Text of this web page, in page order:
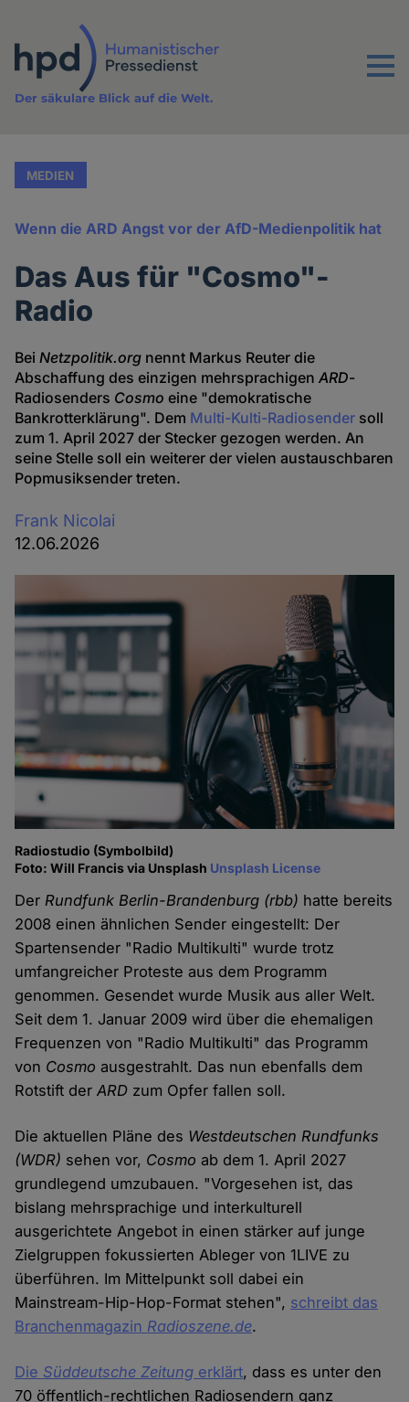
Inhalt
Menu
Der säkulare Blick auf die Welt.
MEDIEN
Wenn die ARD Angst vor der AfD-Medienpolitik hat
Das Aus für "Cosmo"-
Radio
BeiNetzpolitik.org nennt Markus Reuter die
Abschaffung des einzigen mehrsprachigenARD-
Radiosenders Cosmo eine "demokratische
Bankrotterklärung". Dem Multi-Kulti-Radiosender soll
zum 1. April 2027 der Stecker gezogen werden. An
seine Stelle soll ein weiterer der vielen austauschbaren
Popmusiksender treten.
Frank Nicolai
12.06.2026
Radiostudio (Symbolbild)
Foto: Will Francis via Unsplash Unsplash License
Der Rundfunk Berlin-Brandenburg (rbb) hatte bereits
2008 einen ähnlichen Sender eingestellt: Der
Spartensender "Radio Multikulti" wurde trotz
umfangreicher Proteste aus dem Programm
genommen. Gesendet wurde Musik aus aller Welt.
Seit dem 1. Januar 2009 wird über die ehemaligen
Frequenzen von "Radio Multikulti" das Programm
von Cosmo ausgestrahlt. Das nun ebenfalls dem
Rotstift derARD zum Opfer fallen soll.
Die aktuellen Pläne des Westdeutschen Rundfunks
(WDR) sehen vor, Cosmo ab dem 1. April 2027
grundlegend umzubauen. "Vorgesehen ist, das
bislang mehrsprachige und interkulturell
ausgerichtete Angebot in einen stärker auf junge
Zielgruppen fokussierten Ableger von 1LIVE zu
überführen. Im Mittelpunkt soll dabei ein
Mainstream-Hip-Hop-Format stehen", schreibt das
Branchenmagazin Radioszene.de.
Die Süddeutsche Zeitung erklärt, dass es unter den
70 öffentlich-rechtlichen Radiosendern ganz